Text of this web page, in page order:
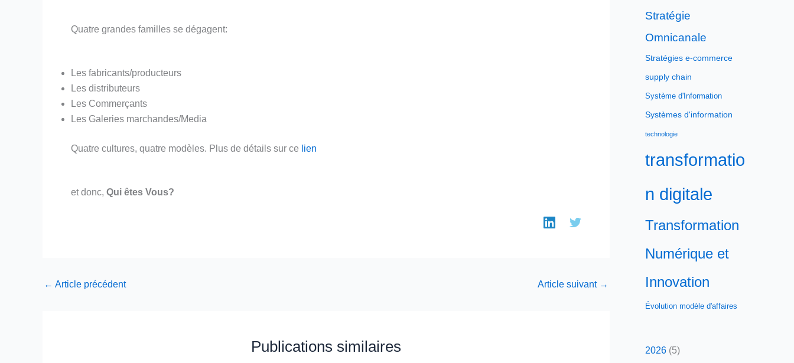
Quatre grandes familles se dégagent:
Les fabricants/producteurs
Les distributeurs
Les Commerçants
Les Galeries marchandes/Media
Quatre cultures, quatre modèles. Plus de détails sur ce lien
et donc, Qui êtes Vous?
← Article précédent Article suivant →
Publications similaires
Stratégie
Omnicanale
Stratégies e-commerce
supply chain
Système d'Information
Systèmes d'information
technologie
transformatio
n digitale
Transformation
Numérique et
Innovation
Évolution modèle d'affaires
2026 (5)